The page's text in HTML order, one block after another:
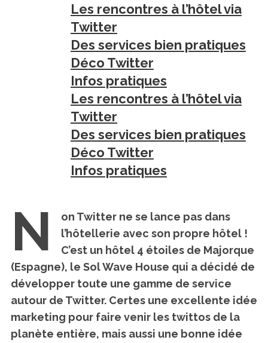
Les rencontres à l’hôtel via
Twitter
Des services bien pratiques
Déco Twitter
Infos pratiques
Les rencontres à l’hôtel via
Twitter
Des services bien pratiques
Déco Twitter
Infos pratiques
N
on Twitter ne se lance pas dans
l’hôtellerie avec son propre hôtel !
C’est un hôtel 4 étoiles de Majorque
(Espagne), le Sol Wave House qui a décidé de
développer toute une gamme de service
autour de Twitter. Certes une excellente idée
marketing pour faire venir les twittos de la
planète entière, mais aussi une bonne idée